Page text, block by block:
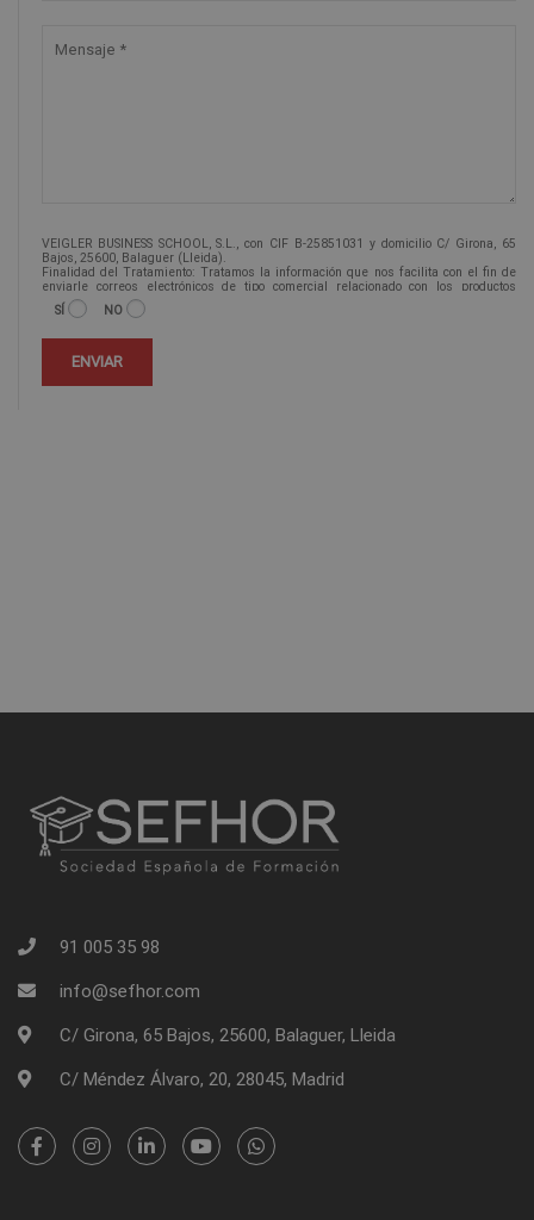
VEIGLER BUSINESS SCHOOL, S.L., con CIF B-25851031 y domicilio C/ Girona, 65
Bajos, 25600, Balaguer (Lleida).
Finalidad del Tratamiento: Tratamos la información que nos facilita con el fin de
enviarle correos electrónicos de tipo comercial relacionado con los productos
ofrecidos y otros tipo de productos que fueran de su interés.
Legitimación del tratamiento: Consentimiento del interesado.
dirigiéndose a la dirección info@veiglerformacion.com.
Para más información consulte nuestra Política de Privacidad.
Desea recibir información comercial (vía telefónica y/o email):
SÍ NO
91 005 35 98
info@sefhor.com
C/ Girona, 65 Bajos, 25600, Balaguer, Lleida
C/ Méndez Álvaro, 20, 28045, Madrid